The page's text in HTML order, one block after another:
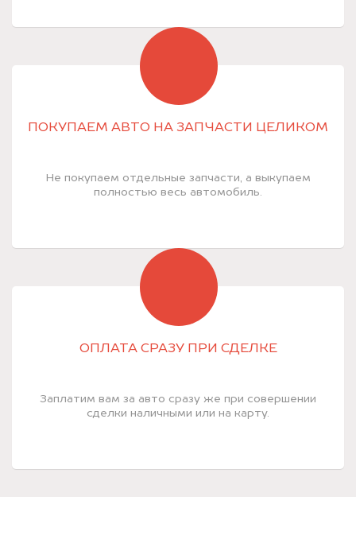
ПОКУПАЕМ АВТО НА ЗАПЧАСТИ ЦЕЛИКОМ
Не покупаем отдельные запчасти, а выкупаем
полностью весь автомобиль.
ОПЛАТА СРАЗУ ПРИ СДЕЛКЕ
Заплатим вам за авто сразу же при совершении
сделки наличными или на карту.